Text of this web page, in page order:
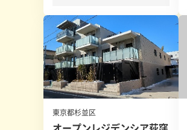
東京都杉並区